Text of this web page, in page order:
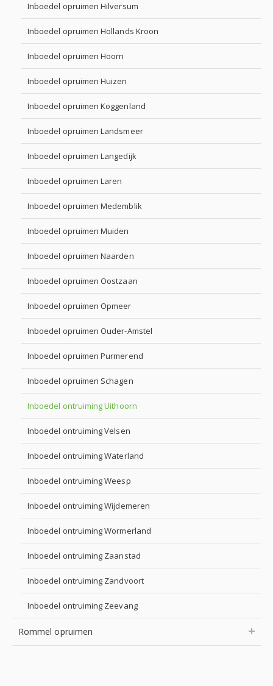
Inboedel opruimen Hilversum
Inboedel opruimen Hollands Kroon
Inboedel opruimen Hoorn
Inboedel opruimen Huizen
Inboedel opruimen Koggenland
Inboedel opruimen Landsmeer
Inboedel opruimen Langedijk
Inboedel opruimen Laren
Inboedel opruimen Medemblik
Inboedel opruimen Muiden
Inboedel opruimen Naarden
Inboedel opruimen Oostzaan
Inboedel opruimen Opmeer
Inboedel opruimen Ouder-Amstel
Inboedel opruimen Purmerend
Inboedel opruimen Schagen
Inboedel ontruiming Uithoorn
Inboedel ontruiming Velsen
Inboedel ontruiming Waterland
Inboedel ontruiming Weesp
Inboedel ontruiming Wijdemeren
Inboedel ontruiming Wormerland
Inboedel ontruiming Zaanstad
Inboedel ontruiming Zandvoort
Inboedel ontruiming Zeevang
Rommel opruimen